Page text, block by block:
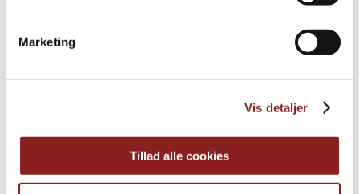
Marketing
Vis detaljer
Tillad alle cookies
Crème-fraîche-Dressing
DRESSINGS, SOSSEN & SUPPEN